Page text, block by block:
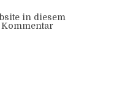
in diesem